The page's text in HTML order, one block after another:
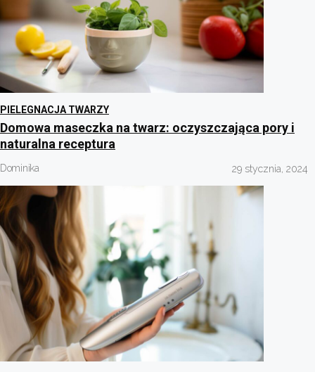
PIELEGNACJA TWARZY
Domowa maseczka na twarz: oczyszczająca pory i
naturalna receptura
Dominika 29 stycznia, 2024